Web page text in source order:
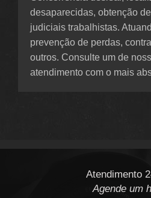
desaparecidas, obtenção
judiciais trabalhistas.
prevenção de perdas,
outros. Consulte um de
atendimento com o mais
Atendimento
Agende um